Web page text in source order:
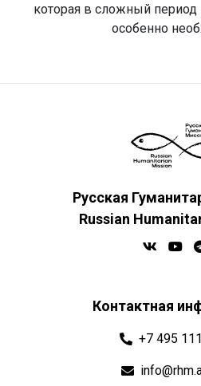
которая в сложный период
особенно
Русская
Russian
Контактная
+7 495